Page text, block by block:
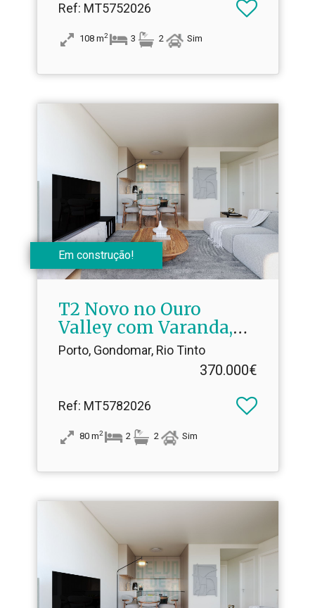
Ref: MT5752026
108 m2 3 2 Sim
Em construção!
T2 Novo no Ouro
Valley com Varanda,
Garagem e Excelentes
Acabamentos
Porto, Gondomar, Rio Tinto
370.000€
Ref: MT5782026
80 m2 2 2 Sim